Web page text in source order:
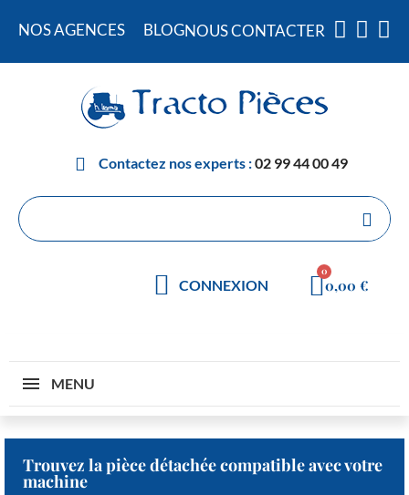
NOS AGENCES BLOGNOUS CONTACTER
Contactez nos experts :02 99 44 00 49
CONNEXION 0,00 €
MENU
Trouvez la pièce détachée compatible avec votre
machine